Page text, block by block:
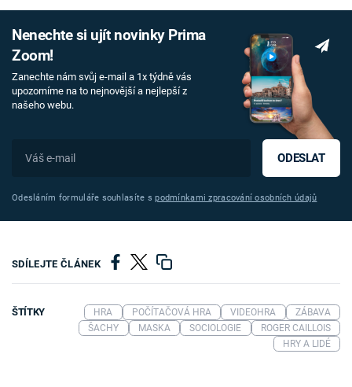
Nenechte si ujít novinky Prima
Zoom!
Zanechte nám svůj e-mail a 1x týdně vás
upozorníme na to nejnovější a nejlepší z
našeho webu.
ODESLAT
Odesláním formuláře souhlasíte spodmínkami zpracování osobních údajů
SDÍLEJTE ČLÁNEK
ŠTÍTKY HRA POČÍTAČOVÁ HRA VIDEOHRA
ZÁBAVA
ŠACHY
MASKA SOCIOLOGIE
ROGER CAILLOIS
HRY A LIDÉ